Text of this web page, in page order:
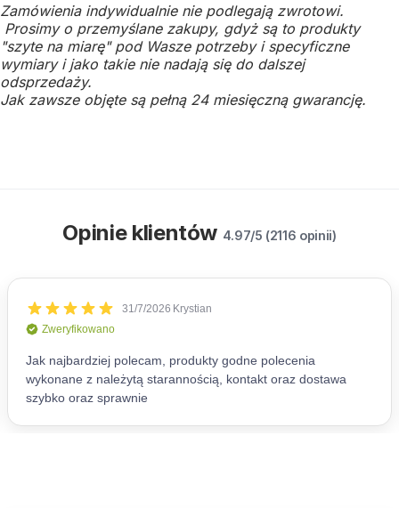
Zamówienia indywidualnie nie podlegają zwrotowi.
Prosimy o przemyślane zakupy, gdyż są to produkty
"szyte na miarę" pod Wasze potrzeby i specyficzne
wymiary i jako takie nie nadają się do dalszej
odsprzedaży.
Jak zawsze objęte są pełną 24 miesięczną gwarancję.
Opinie klientów 4.97/5 (2116 opinii)